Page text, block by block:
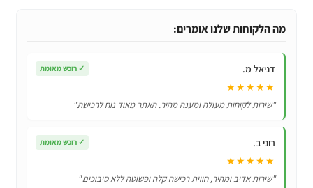
לשואב
דייסון
Animal
מה הלקוחות שלנו אומרים:
דניאל מ. ✓ רוכש מאומת
★★★★★
"שירות לקוחות מעולה ומענה מהיר. האתר מאוד נוח לרכישה."
רוני ב. ✓ רוכש מאומת
★★★★★
"שירות אדיב ומהיר, חווית רכישה קלה ופשוטה ללא סיבוכים."